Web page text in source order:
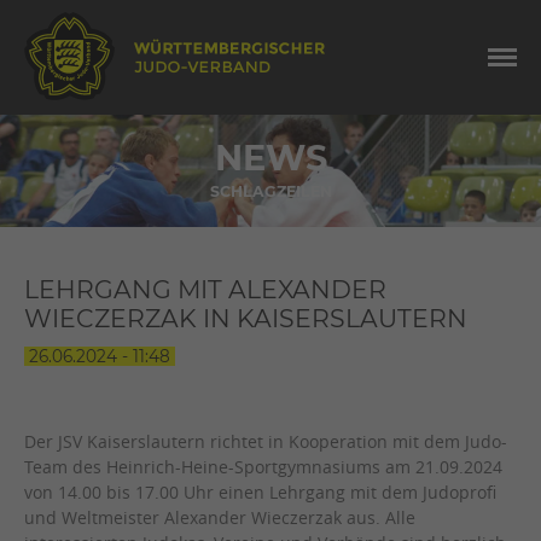
NEWS
SCHLAGZEILEN
LEHRGANG MIT ALEXANDER
WIECZERZAK IN KAISERSLAUTERN
26.06.2024 - 11:48
Der JSV Kaiserslautern richtet in Kooperation mit dem Judo-
Team des Heinrich-Heine-Sportgymnasiums am 21.09.2024
von 14.00 bis 17.00 Uhr einen Lehrgang mit dem Judoprofi
und Weltmeister Alexander Wieczerzak aus. Alle